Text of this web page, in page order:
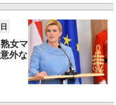
女マ
外な